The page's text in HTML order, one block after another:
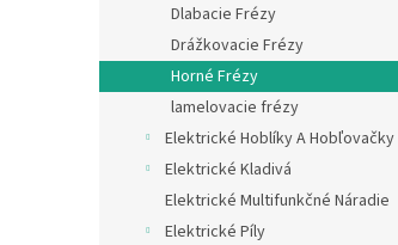
Dlabacie Frézy
Drážkovacie Frézy
Horné Frézy
lamelovacie frézy
Elektrické Hoblíky A Hobľovačky
Elektrické Kladivá
Elektrické Multifunkčné Náradie
Elektrické Píly